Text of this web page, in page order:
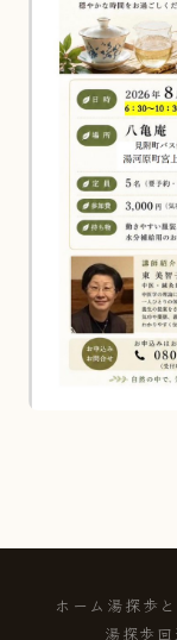
ホーム 湯探歩
湯探歩回